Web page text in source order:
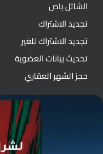
الشاتل باص
تجديد الاشتراك
تجديد الاشتراك للغير
تحديث بيانات العضوية
حجز الشهر العقاري